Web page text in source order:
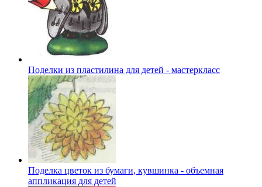
Поделки из пластилина для детей - мастеркласс
Поделка цветок из бумаги, кувшинка - объемная
аппликация для детей